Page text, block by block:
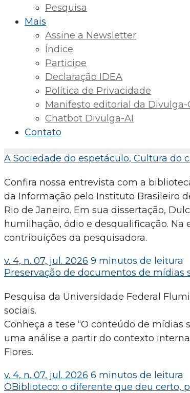
Pesquisa
Mais
Assine a Newsletter
Índice
Participe
Declaração IDEA
Política de Privacidade
Manifesto editorial da
Chatbot Divulga-AI
Contato
A Sociedade do espetáculo, Cultura do
Confira nossa entrevista com a
da Informação pelo Instituto Brasileiro
Rio de Janeiro. Em sua dissertação,
humilhação, ódio e desqualificação.
contribuições da pesquisadora.
v. 4, n. 07, jul. 2026 9 minutos de leitura
Preservação de documentos de mídias
Pesquisa da Universidade Federal
sociais.
Conheça a tese “O conteúdo de mídias
uma análise a partir do contexto
Flores.
v. 4, n. 07, jul. 2026 6 minutos de leitura
OBiblioteco: o diferente que deu certo,